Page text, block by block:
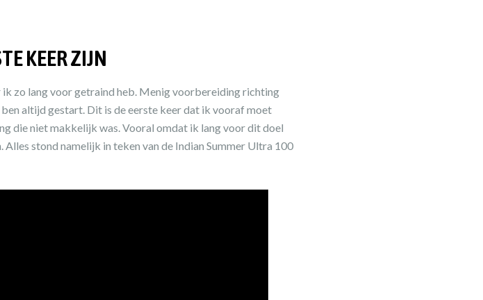
KEER ZIJN
zo lang voor getraind heb. Menig voorbereiding richting
altijd gestart. Dit is de eerste keer dat ik vooraf moet
die niet makkelijk was. Vooral omdat ik lang voor dit doel
stond namelijk in teken van de Indian Summer Ultra 100